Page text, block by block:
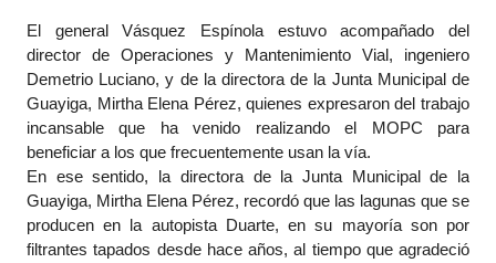
El general Vásquez Espínola estuvo acompañado del
director de Operaciones y Mantenimiento Vial, ingeniero
Demetrio Luciano, y de la directora de la Junta Municipal de
Guayiga, Mirtha Elena Pérez, quienes expresaron del trabajo
incansable que ha venido realizando el MOPC para
beneficiar a los que frecuentemente usan la vía.
En ese sentido, la directora de la Junta Municipal de la
Guayiga, Mirtha Elena Pérez, recordó que las lagunas que se
producen en la autopista Duarte, en su mayoría son por
filtrantes tapados desde hace años, al tiempo que agradeció